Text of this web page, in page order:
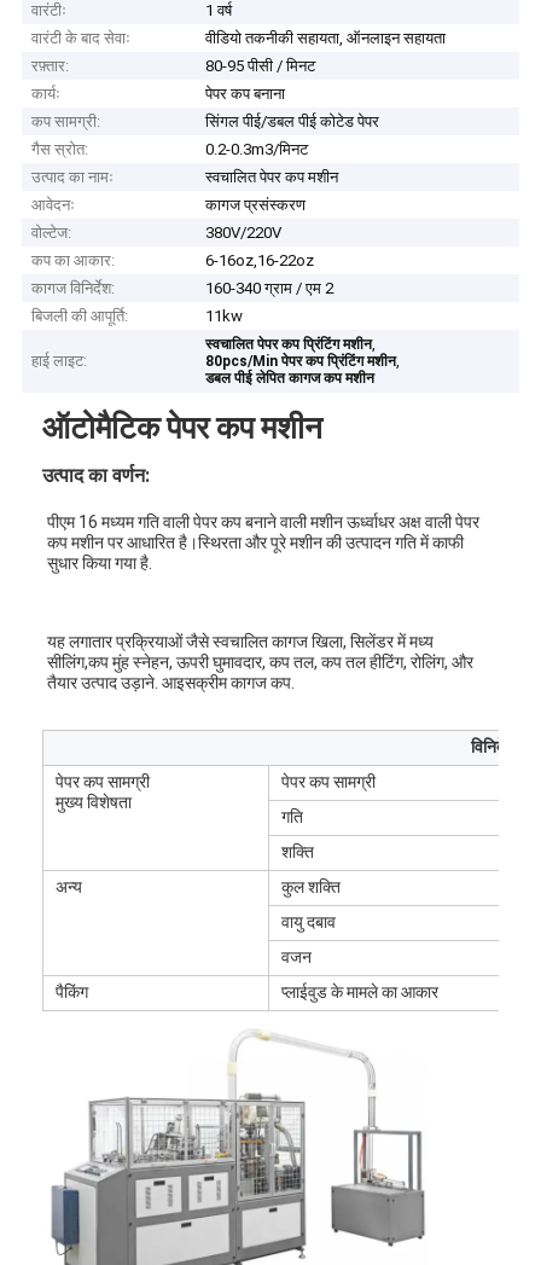
वारंटीः
1 वर्ष
वारंटी के बाद सेवाः
वीडियो तकनीकी सहायता, ऑनलाइन सहायता
रफ़्तार:
80-95 पीसी / मिनट
कार्यः
पेपर कप बनाना
कप सामग्री:
सिंगल पीई/डबल पीई कोटेड पेपर
गैस स्रोत:
0.2-0.3m3/मिनट
उत्पाद का नामः
स्वचालित पेपर कप मशीन
आवेदनः
कागज प्रसंस्करण
वोल्टेज:
380V/220V
कप का आकार:
6-16oz,16-22oz
कागज विनिर्देश:
160-340 ग्राम / एम 2
बिजली की आपूर्ति:
11kw
हाई लाइट:
स्वचालित पेपर कप प्रिंटिंग मशीन,
80pcs/Min पेपर कप प्रिंटिंग मशीन,
डबल पीई लेपित कागज कप मशीन
ऑटोमैटिक पेपर कप मशीन
उत्पाद का वर्णन:
पीएम 16 मध्यम गति वाली पेपर कप बनाने वाली मशीन ऊर्ध्वाधर अक्ष वाली पेपर
कप मशीन पर आधारित है।स्थिरता और पूरे मशीन की उत्पादन गति में काफी
सुधार किया गया है.
यह लगातार प्रक्रियाओं जैसे स्वचालित कागज खिला, सिलेंडर में मध्य
सीलिंग,कप मुंह स्नेहन, ऊपरी घुमावदार, कप तल, कप तल हीटिंग, रोलिंग, और
तैयार उत्पाद उड़ाने. आइसक्रीम कागज कप.
विनिर्देश
पेपर कप सामग्री
मुख्य विशेषता
पेपर कप सामग्री
गति
शक्ति
अन्य
कुल शक्ति
वायु दबाव
वजन
पैकिंग
प्लाईवुड के मामले का आकार